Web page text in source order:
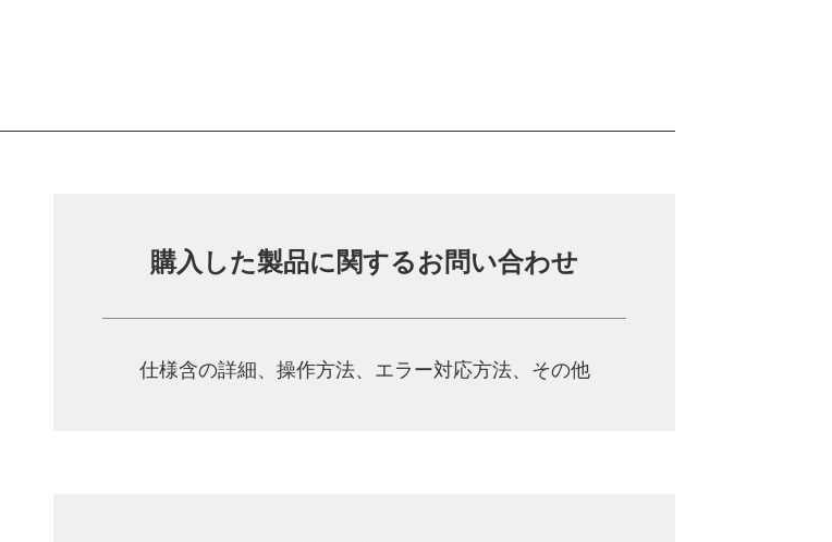
購入した製品に関するお問い合わせ
仕様含の詳細、操作方法、 エラー対応方法、その他